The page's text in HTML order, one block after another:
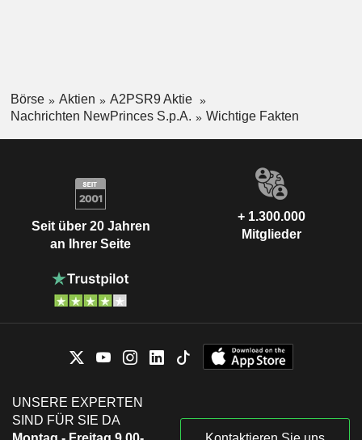
Börse Aktien
A2PSR9 Aktie
Nachrichten NewPrinces S.p.A.
Wichtige Fakten
Seit über 20 Jahren
an Ihrer Seite
+ 1.300.000
Mitglieder
UNSERE EXPERTEN
SIND FÜR SIE DA